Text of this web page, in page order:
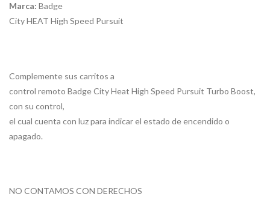
Marca: Badge
City HEAT High Speed Pursuit
Complemente sus carritos a
control remoto Badge City Heat High Speed Pursuit Turbo Boost,
con su control,
el cual cuenta con luz para indicar el estado de encendido o
apagado.
NO CONTAMOS CON DERECHOS